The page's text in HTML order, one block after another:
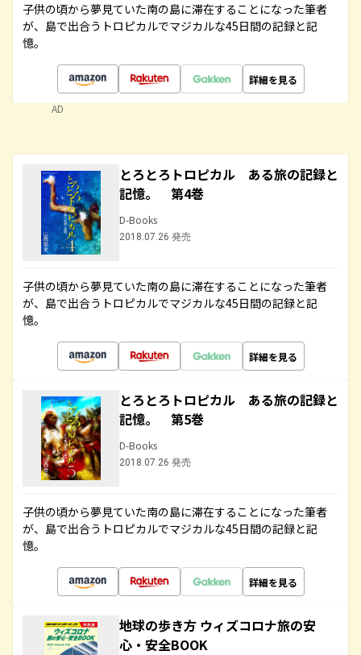
子供の頃から夢見ていた南の島に滞在することになった筆者
が、島で出合うトロピカルでマジカルな45日間の記録と記
憶。
詳細を見る
AD
とろとろトロピカル ある旅の記録と
記憶。 第4巻
D-Books
2018.07.26 発売
子供の頃から夢見ていた南の島に滞在することになった筆者
が、島で出合うトロピカルでマジカルな45日間の記録と記
憶。
詳細を見る
とろとろトロピカル ある旅の記録と
記憶。 第5巻
D-Books
2018.07.26 発売
子供の頃から夢見ていた南の島に滞在することになった筆者
が、島で出合うトロピカルでマジカルな45日間の記録と記
憶。
詳細を見る
地球の歩き方 ウィズコロナ旅の安
心・安全BOOK